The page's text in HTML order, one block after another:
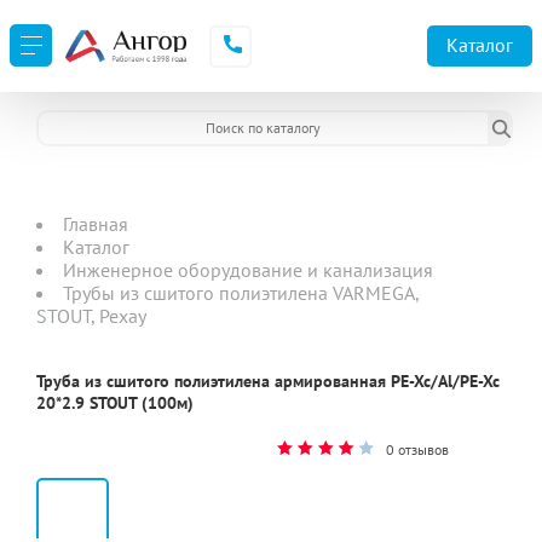
Каталог
Главная
Каталог
Инженерное оборудование и канализация
Трубы из сшитого полиэтилена VARMEGA,
STOUT, Рехау
Труба из сшитого полиэтилена армированная PE-Xc/Al/PE-Xc
20*2.9 STOUT (100м)
0 отзывов